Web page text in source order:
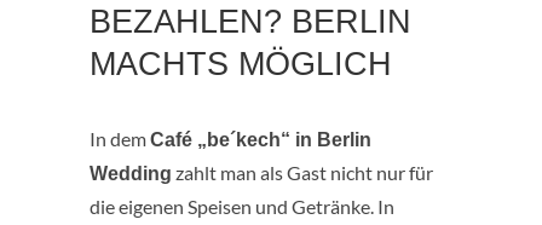
BEZAHLEN? BERLIN
MACHTS MÖGLICH
In demCafé „be´kech“ in Berlin
Wedding zahlt man als Gast nicht nur für
die eigenen Speisen und Getränke. In